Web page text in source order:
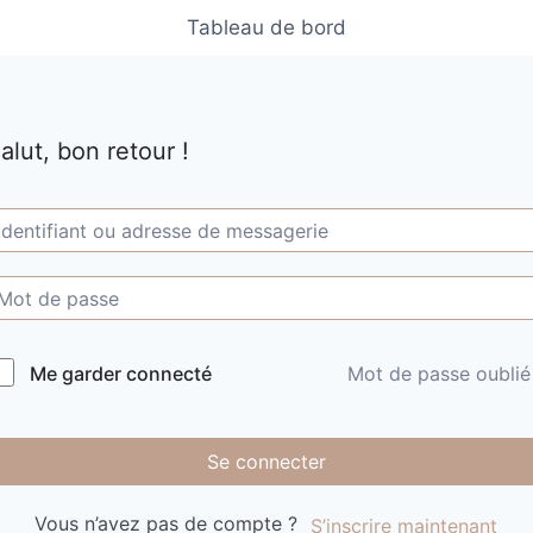
Tableau de bord
bon retour !
Me garder connecté Mot de passe
Se connecter
Vous n’avez pas de compte ? S’inscrire maintenant